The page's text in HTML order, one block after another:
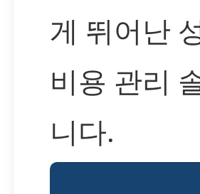
게 뛰어난
비용 관리
니다.